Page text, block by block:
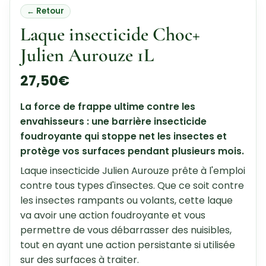
← Retour
Laque insecticide Choc+
Julien Aurouze 1L
27,50€
La force de frappe ultime contre les
envahisseurs : une barrière insecticide
foudroyante qui stoppe net les insectes et
protège vos surfaces pendant plusieurs mois.
Laque insecticide Julien Aurouze prête à l'emploi
contre tous types d'insectes. Que ce soit contre
les insectes rampants ou volants, cette laque
va avoir une action foudroyante et vous
permettre de vous débarrasser des nuisibles,
tout en ayant une action persistante si utilisée
sur des surfaces à traiter.